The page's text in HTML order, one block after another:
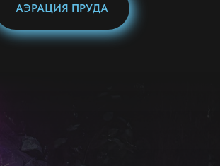
АЭРАЦИЯ ПРУДА